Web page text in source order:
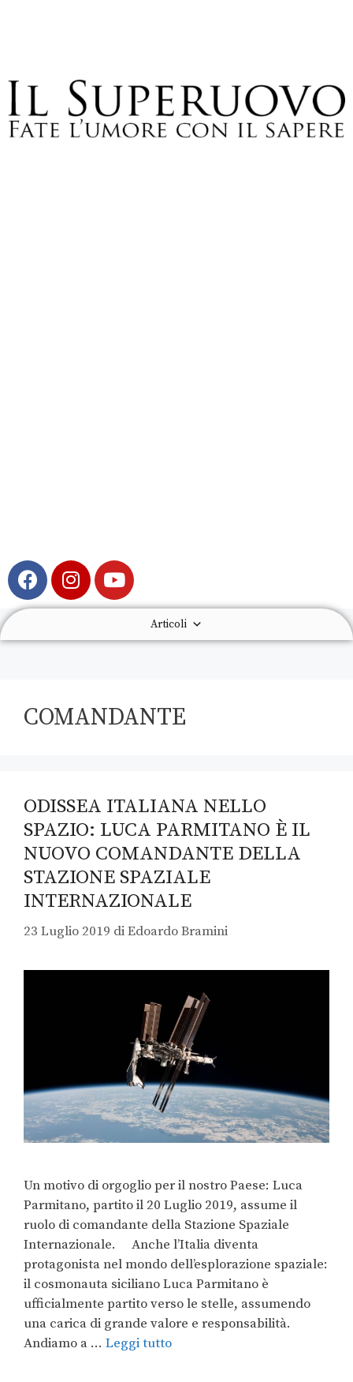
Articoli
COMANDANTE
ODISSEA ITALIANA NELLO
SPAZIO: LUCA PARMITANO È IL
NUOVO COMANDANTE DELLA
STAZIONE SPAZIALE
INTERNAZIONALE
23 Luglio 2019 diEdoardo Bramini
Un motivo di orgoglio per il nostro Paese: Luca
Parmitano, partito il 20 Luglio 2019, assume il
ruolo di comandante della Stazione Spaziale
Internazionale. Anche l’Italia diventa
protagonista nel mondo dell’esplorazione spaziale:
il cosmonauta siciliano Luca Parmitano è
ufficialmente partito verso le stelle, assumendo
una carica di grande valore e responsabilità.
Andiamo a … Leggi tutto